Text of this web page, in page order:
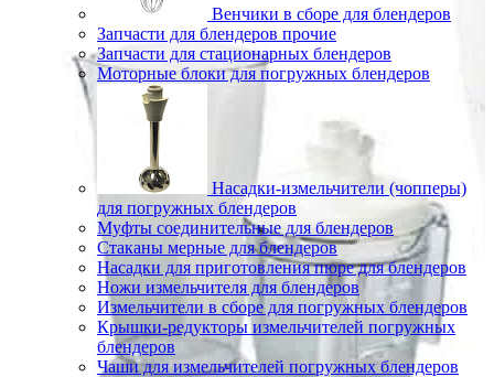
Венчики в сборе для блендеров
Запчасти для блендеров прочие
Запчасти для стационарных блендеров
Моторные блоки для погружных блендеров
Насадки-измельчители (чопперы)
для погружных блендеров
Муфты соединительные для блендеров
Стаканы мерные для блендеров
Насадки для приготовления пюре для блендеров
Ножи измельчителя для блендеров
Измельчители в сборе для погружных блендеров
Крышки-редукторы измельчителей погружных
блендеров
Чаши для измельчителей погружных блендеров